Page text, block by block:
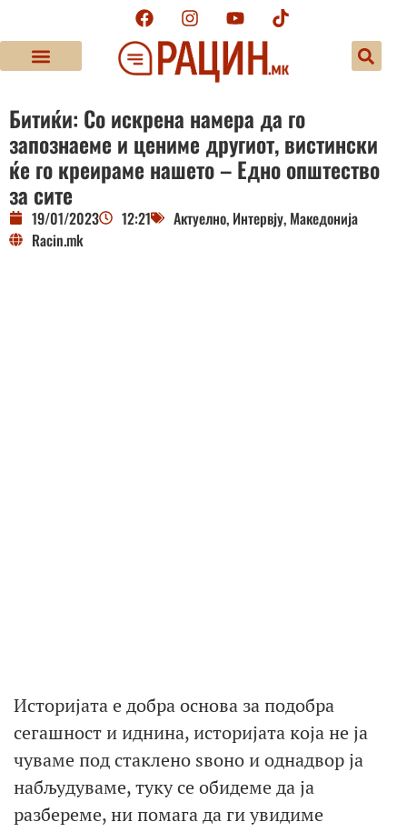
Битиќи: Со искрена намера да го
запознаеме и цениме другиот, вистински
ќе го креираме нашето – Едно општество
за сите
19/01/2023 12:21 Актуелно, Интервју, Македонија
Racin.mk
Историјата е добра основа за подобра
сегашност и иднина, историјата која не ја
чуваме под стаклено ѕвоно и однадвор ја
набљудуваме, туку се обидеме да ја
разбереме, ни помага да ги увидиме